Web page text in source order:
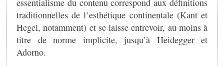
essentialisme du contenu correspond aux définitions
traditionnelles de l’esthétique continentale (Kant et
Hegel, notamment) et se laisse entrevoir, au moins à
titre de norme implicite, jusqu’à Heidegger et
Adorno.